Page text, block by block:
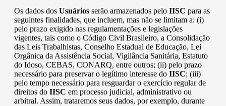
Os dados dos Usuários serão armazenados pelo IISC para as
seguintes finalidades, que incluem, mas não se limitam a: (i)
pelo prazo exigido nas regulamentações e legislações
vigentes, tais como o Código Civil Brasileiro, a Consolidação
das Leis Trabalhistas, Conselho Estadual de Educação, Lei
Orgânica da Assistência Social, Vigilância Sanitária, Estatuto
do Idoso, CEBAS, CONARQ, entre outros; (ii) pelo prazo
necessário para preservar o legítimo interesse do IISC; (iii)
pelo tempo necessário para resguardar o exercício regular de
direitos do IISC em processo judicial, administrativo ou
arbitral. Assim, trataremos seus dados, por exemplo, durante